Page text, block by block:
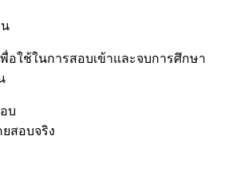
อใช้ในการสอบเข้าและจบการศึกษา
บ
สอบจริง